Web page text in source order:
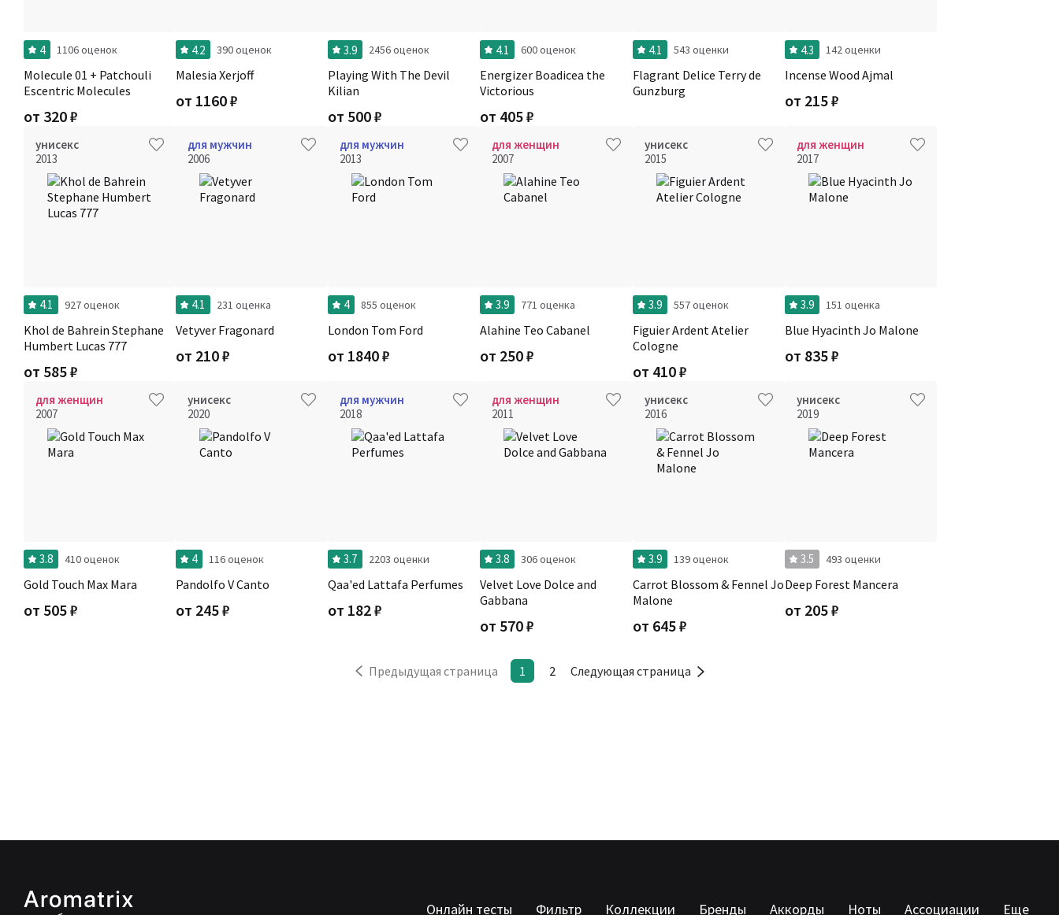
4 1106 оценок
Molecule 01 + Patchouli
Escentric Molecules
от 320₽
4.2 390 оценок
Malesia Xerjoff
от 1160₽
3.9 2456 оценок
Playing With The Devil
Kilian
от 500₽
4.1 600 оценок
Energizer Boadicea the
Victorious
от 405₽
4.1 543 оценки
Flagrant Delice Terry de
Gunzburg
4.3 142 оценки
Incense Wood Ajmal
от 215₽
унисекс
2013
4.1 927 оценок
Khol de Bahrein Stephane
Humbert Lucas 777
от 585₽
для мужчин
2006
4.1 231 оценка
Vetyver Fragonard
от 210₽
для мужчин
2013
4 855 оценок
London Tom Ford
от 1840₽
для женщин
2007
3.9 771 оценка
Alahine Teo Cabanel
от 250₽
унисекс
2015
3.9 557 оценок
Figuier Ardent Atelier
Cologne
от 410₽
для женщин
2017
3.9 151 оценка
Blue Hyacinth Jo Malone
от 835₽
для женщин
2007
3.8 410 оценок
Gold Touch Max Mara
от 505₽
унисекс
2020
4 116 оценок
Pandolfo V Canto
от 245₽
для мужчин
2018
3.7 2203 оценки
Qaa'ed Lattafa Perfumes
от 182₽
для женщин
2011
3.8 306 оценок
Velvet Love Dolce and
Gabbana
от 570₽
унисекс
2016
3.9 139 оценок
Carrot Blossom & Fennel Jo
Malone
от 645₽
унисекс
2019
3.5 493 оценки
Deep Forest Mancera
от 205₽
Предыдущая страница 1 2 Следующая страница
Онлайн тесты Фильтр Коллекции Бренды Аккорды Ноты Ассоциации Еще